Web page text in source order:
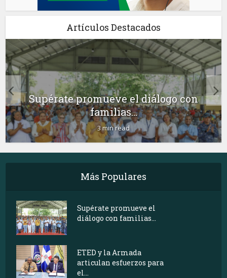
Artículos Destacados
Supérate promueve el diálogo con
familias...
3 min read
Más Populares
Supérate promueve el
diálogo con familias...
ETED y la Armada
articulan esfuerzos para
el...